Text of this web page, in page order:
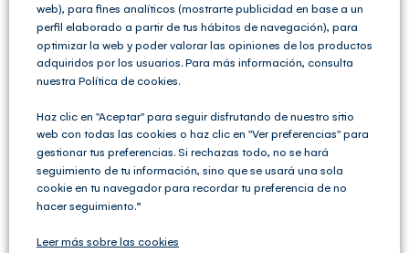
web), para fines analíticos (mostrarte publicidad en base a un
perfil elaborado a partir de tus hábitos de navegación), para
optimizar la web y poder valorar las opiniones de los productos
adquiridos por los usuarios. Para más información, consulta
nuestra Política de cookies.
Haz clic en "Aceptar" para seguir disfrutando de nuestro sitio
web con todas las cookies o haz clic en "Ver preferencias" para
gestionar tus preferencias. Si rechazas todo, no se hará
seguimiento de tu información, sino que se usará una sola
cookie en tu navegador para recordar tu preferencia de no
hacer seguimiento.”
Leer más sobre las cookies